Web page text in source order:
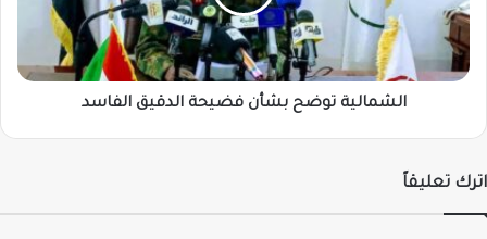
الفاسد
الشمالية توضح بشأن فضيحة الدقيق الفاسد
اترك تعليقاً